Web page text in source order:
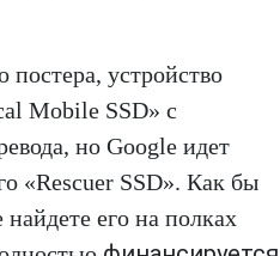
постера, устройство
Mobile SSD» с
но Google идет
«Rescuer SSD». Как бы
его на полках